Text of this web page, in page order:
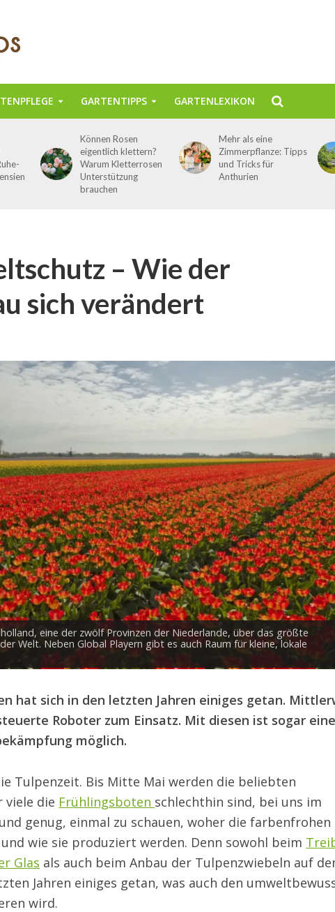
GARTENTIPPS GARTENLEXIKON
Können Rosen
eigentlich klettern?
Warum Kletterrosen
Unterstützung
brauchen
Mehr als eine
Zimmerpflanze: Tipps
und Tricks für
Anthurien
– Wie der
sich verändert
eine der zwölf Provinzen der Niederlande, über das größte
Welt. Neben Global Playern gibt es auch Raum für kleine, lokale
hat sich in den letzten Jahren einiges getan.
Roboter zum Einsatz. Mit diesen ist sogar eine
möglich.
Tulpenzeit. Bis Mitte Mai werden die beliebten
viele die Frühlingsboten schlechthin sind, bei uns im
genug, einmal zu schauen, woher die farbenfrohen
wie sie produziert werden. Denn sowohl beim
Glas als auch beim Anbau der Tulpenzwiebeln auf
Jahren einiges getan, was auch den
wird.